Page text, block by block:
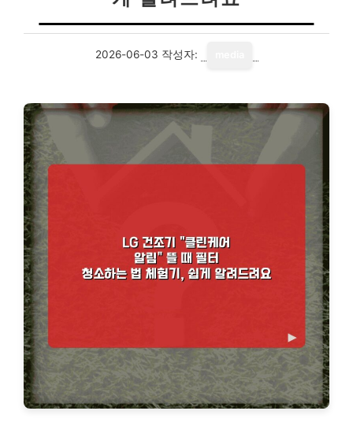
2026-06-03 작성자: